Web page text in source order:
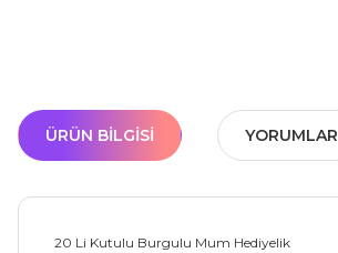
ÜRÜN BILGISI YORUMLAR
20 Li Kutulu Burgulu Mum Hediyelik